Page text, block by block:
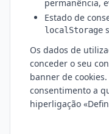
permanência,
Estado de
localStorage
Os dados de
conceder o seu
banner de
consentimento a
hiperligação